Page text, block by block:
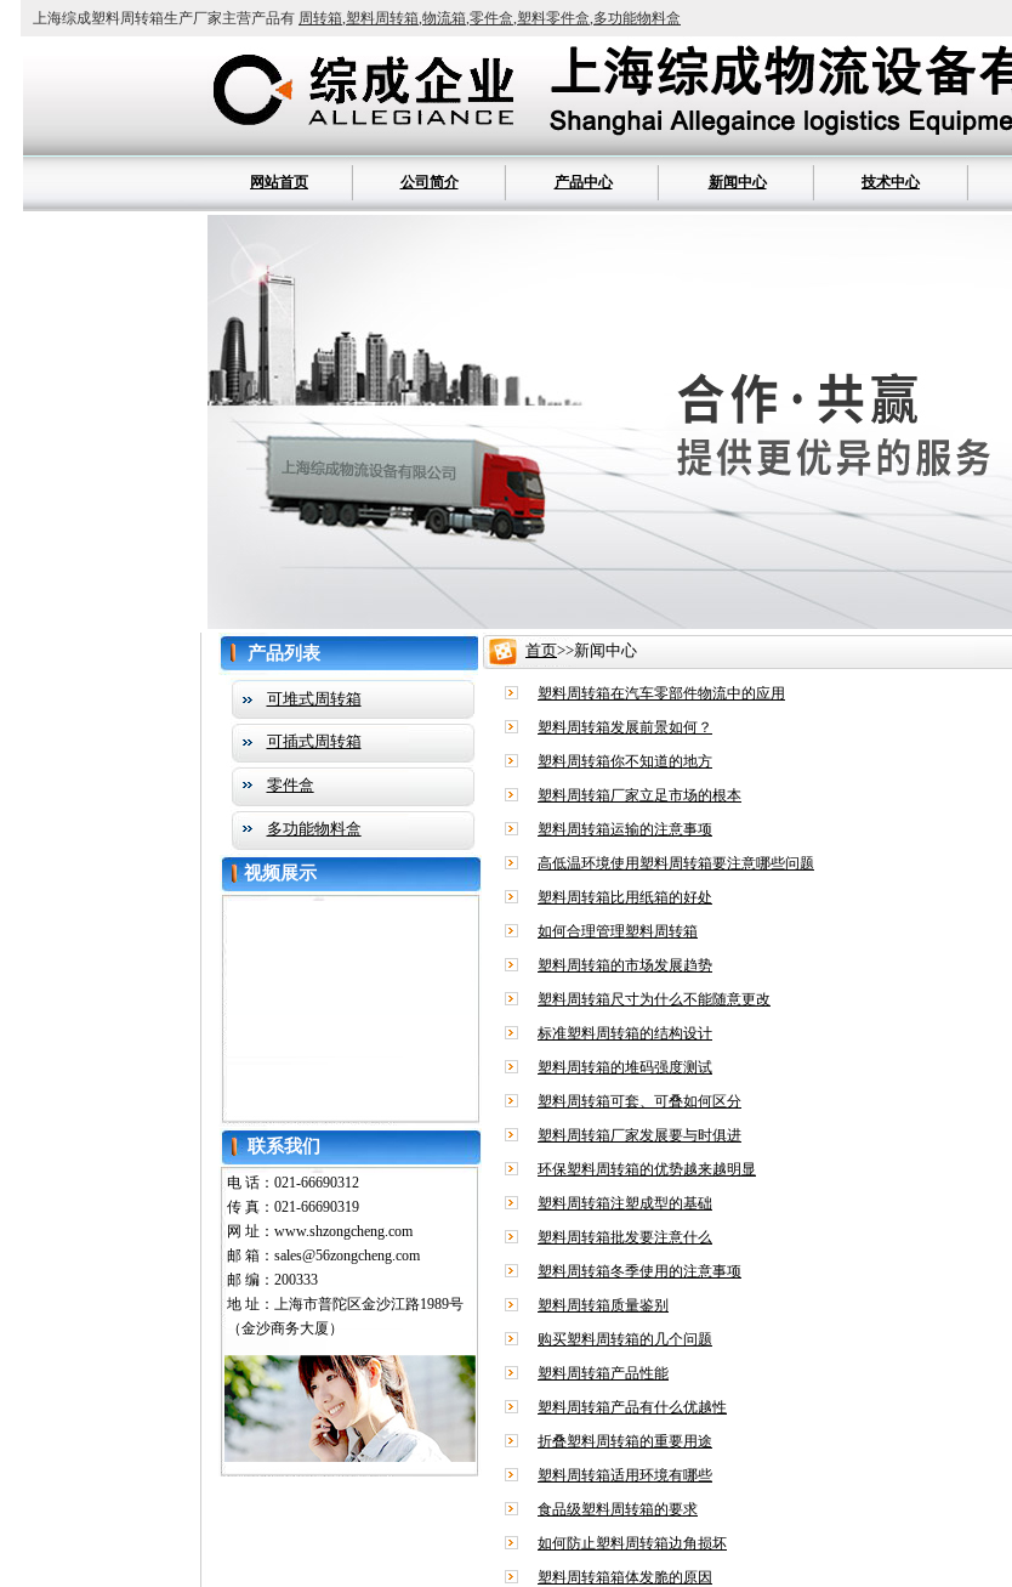
上海综成塑料周转箱生产厂家主营产品有 周转箱,塑料周转箱,物流箱,零件盒,塑料零件盒,多功能物料盒
网站首页 公司简介 产品中心 新闻中心 技术中心
产品列表
可堆式周转箱
可插式周转箱
零件盒
多功能物料盒
视频展示
联系我们
电 话：021-66690312
传 真：021-66690319
网 址：www.shzongcheng.com
邮 箱：sales@56zongcheng.com
邮 编：200333
地 址：上海市普陀区金沙江路1989号
（金沙商务大厦）
首页>>新闻中心
塑料周转箱在汽车零部件物流中的应用
塑料周转箱发展前景如何？
塑料周转箱你不知道的地方
塑料周转箱厂家立足市场的根本
塑料周转箱运输的注意事项
高低温环境使用塑料周转箱要注意哪些问题
塑料周转箱比用纸箱的好处
如何合理管理塑料周转箱
塑料周转箱的市场发展趋势
塑料周转箱尺寸为什么不能随意更改
标准塑料周转箱的结构设计
塑料周转箱的堆码强度测试
塑料周转箱可套、可叠如何区分
塑料周转箱厂家发展要与时俱进
环保塑料周转箱的优势越来越明显
塑料周转箱注塑成型的基础
塑料周转箱批发要注意什么
塑料周转箱冬季使用的注意事项
塑料周转箱质量鉴别
购买塑料周转箱的几个问题
塑料周转箱产品性能
塑料周转箱产品有什么优越性
折叠塑料周转箱的重要用途
塑料周转箱适用环境有哪些
食品级塑料周转箱的要求
如何防止塑料周转箱边角损坏
塑料周转箱箱体发脆的原因